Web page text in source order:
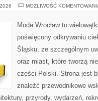
MOŻLIWOŚĆ
Moda Wrocław to
poświęcony odkrywaniu
Śląsku, ze szczególnym
oraz miast, które tworzą
części Polski. Strona jest
znaleźć przewodnikowe
przyrody, wydarzeń,